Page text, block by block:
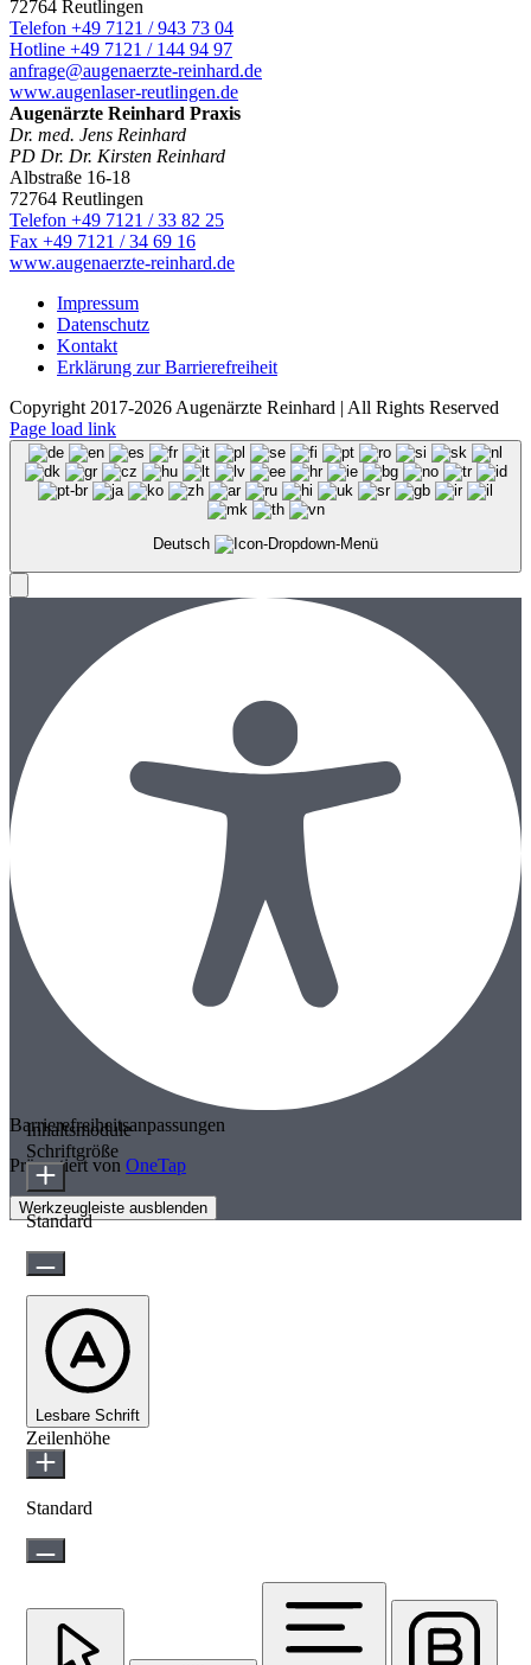
72764 Reutlingen
Telefon +49 7121 / 943 73 04
Hotline +49 7121 / 144 94 97
anfrage@augenaerzte-reinhard.de
www.augenlaser-reutlingen.de
Augenärzte Reinhard Praxis
Dr. med. Jens Reinhard
PD Dr. Dr. Kirsten Reinhard
Albstraße 16-18
72764 Reutlingen
Telefon +49 7121 / 33 82 25
Fax +49 7121 / 34 69 16
www.augenaerzte-reinhard.de
Impressum
Datenschutz
Kontakt
Erklärung zur Barrierefreiheit
Copyright 2017-2026 Augenärzte Reinhard | All Rights Reserved
Page load link
Deutsch
Barrierefreiheitsanpassungen
Präsentiert von OneTap
Werkzeugleiste ausblenden
Inhaltsmodule
Schriftgröße
Standard
Lesbare Schrift
Zeilenhöhe
Standard